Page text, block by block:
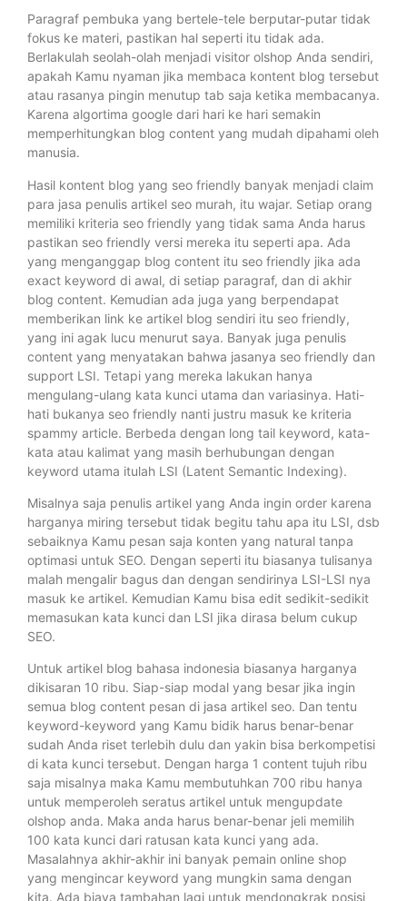
Paragraf pembuka yang bertele-tele berputar-putar tidak
fokus ke materi, pastikan hal seperti itu tidak ada.
Berlakulah seolah-olah menjadi visitor olshop Anda sendiri,
apakah Kamu nyaman jika membaca kontent blog tersebut
atau rasanya pingin menutup tab saja ketika membacanya.
Karena algortima google dari hari ke hari semakin
memperhitungkan blog content yang mudah dipahami oleh
manusia.
Hasil kontent blog yang seo friendly banyak menjadi claim
para jasa penulis artikel seo murah, itu wajar. Setiap orang
memiliki kriteria seo friendly yang tidak sama Anda harus
pastikan seo friendly versi mereka itu seperti apa. Ada
yang menganggap blog content itu seo friendly jika ada
exact keyword di awal, di setiap paragraf, dan di akhir
blog content. Kemudian ada juga yang berpendapat
memberikan link ke artikel blog sendiri itu seo friendly,
yang ini agak lucu menurut saya. Banyak juga penulis
content yang menyatakan bahwa jasanya seo friendly dan
support LSI. Tetapi yang mereka lakukan hanya
mengulang-ulang kata kunci utama dan variasinya. Hati-
hati bukanya seo friendly nanti justru masuk ke kriteria
spammy article. Berbeda dengan long tail keyword, kata-
kata atau kalimat yang masih berhubungan dengan
keyword utama itulah LSI (Latent Semantic Indexing).
Misalnya saja penulis artikel yang Anda ingin order karena
harganya miring tersebut tidak begitu tahu apa itu LSI, dsb
sebaiknya Kamu pesan saja konten yang natural tanpa
optimasi untuk SEO. Dengan seperti itu biasanya tulisanya
malah mengalir bagus dan dengan sendirinya LSI-LSI nya
masuk ke artikel. Kemudian Kamu bisa edit sedikit-sedikit
memasukan kata kunci dan LSI jika dirasa belum cukup
SEO.
Untuk artikel blog bahasa indonesia biasanya harganya
dikisaran 10 ribu. Siap-siap modal yang besar jika ingin
semua blog content pesan di jasa artikel seo. Dan tentu
keyword-keyword yang Kamu bidik harus benar-benar
sudah Anda riset terlebih dulu dan yakin bisa berkompetisi
di kata kunci tersebut. Dengan harga 1 content tujuh ribu
saja misalnya maka Kamu membutuhkan 700 ribu hanya
untuk memperoleh seratus artikel untuk mengupdate
olshop anda. Maka anda harus benar-benar jeli memilih
100 kata kunci dari ratusan kata kunci yang ada.
Masalahnya akhir-akhir ini banyak pemain online shop
yang mengincar keyword yang mungkin sama dengan
kita. Ada biaya tambahan lagi untuk mendongkrak posisi